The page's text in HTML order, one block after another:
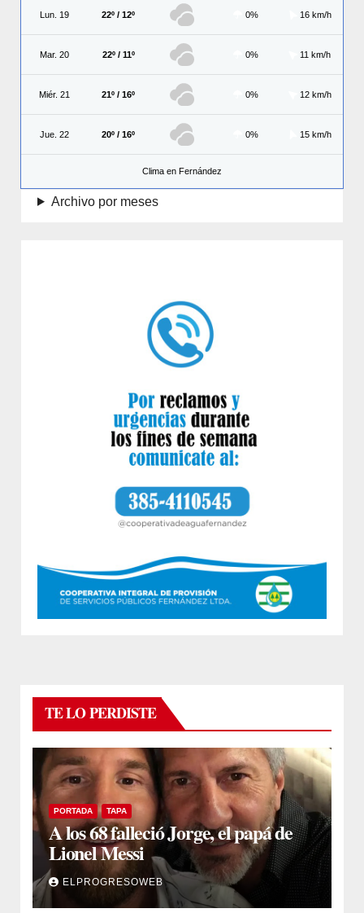
Lun. 19 22º / 12º 0% 16 km/h
Mar. 20 22º / 11º 0% 11 km/h
Miér. 21 21º / 16º 0% 12 km/h
Jue. 22 20º / 16º 0% 15 km/h
Clima en Fernández
Archivo por meses
TE LO PERDISTE
PORTADA TAPA
A los 68 falleció Jorge, el papá de
Lionel Messi
ELPROGRESOWEB